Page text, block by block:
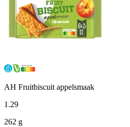
AH Fruitbiscuit appelsmaak
1 .29
262 g